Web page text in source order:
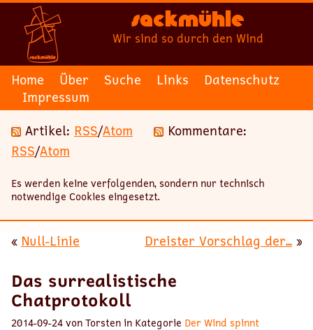
Sackmühle
Wir sind so durch den Wind
Home Über Suche Links
Datenschutz
Impressum
Artikel: RSS/Atom
Kommentare:
RSS/Atom
Es werden keine verfolgenden, sondern nur technisch
notwendige Cookies eingesetzt.
« Null-Linie Dreister Vorschlag der... »
Das surrealistische
Chatprotokoll
2014-09-24 von Torsten in Kategorie Der Wind spinnt